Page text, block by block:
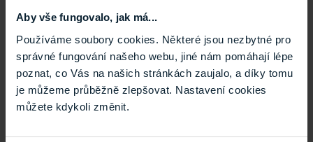
Aby vše fungovalo, jak má...
Používáme soubory cookies. Některé jsou nezbytné pro
správné fungování našeho webu, jiné nám pomáhají lépe
poznat, co Vás na našich stránkách zaujalo, a díky tomu
je můžeme průběžně zlepšovat. Nastavení cookies
můžete kdykoli změnit.
Comelit UT9188 dešťová stříška pro 8
modulů
Dešťová stříška určená pro osm modulů řady ULTRA.
Na objednávku
UT9188